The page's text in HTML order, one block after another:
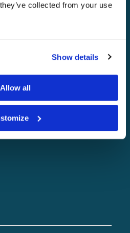
collected from your use
Show details
Allow all